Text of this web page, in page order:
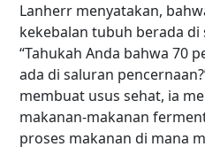
Lanherr menyatakan,
kekebalan tubuh berada di
“Tahukah Anda bahwa 70
ada di saluran
membuat usus sehat, ia
makanan-makanan
proses makanan di mana